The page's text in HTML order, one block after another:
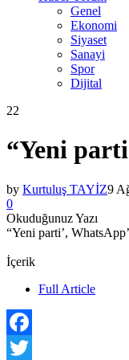
Genel
Ekonomi
Siyaset
Sanayi
Spor
Dijital
22
“Yeni
by Kurtuluş TAYİZ9
0
Okuduğunuz Yazı
“Yeni parti’,
İçerik
Full Article
Facebook